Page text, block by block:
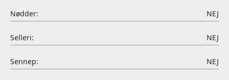
Nødder: NEJ
Selleri: NEJ
Sennep: NEJ